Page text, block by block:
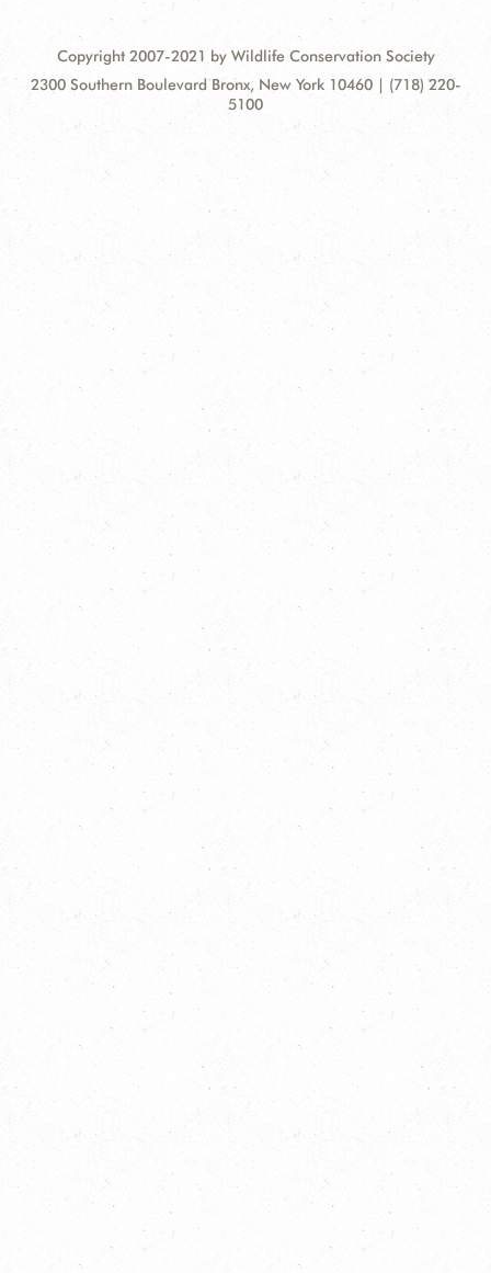
Copyright 2007-2021 by Wildlife Conservation Society
Contact
Address:
2300 Southern Boulevard Bronx, New York 10460 | (718) 220-
5100